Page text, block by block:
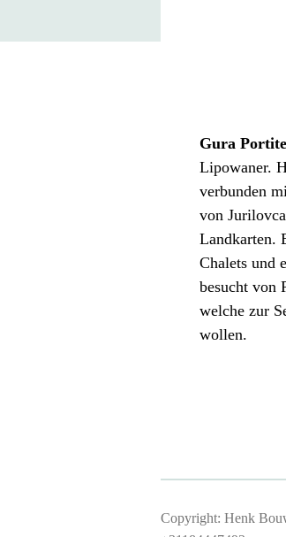
Gura
Lipowaner.
verbunden
von
Landkarten.
Chalets und
besucht von
welche zur
wollen.
Copyright: Henk